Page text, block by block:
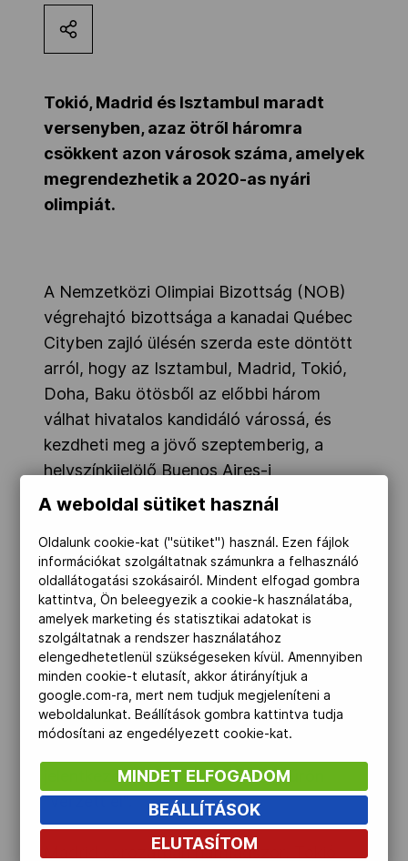
Kettőskarrier-program
NOB
Társszervezetek
Adatbank
Tokió, Madrid és Isztambul maradt
versenyben, azaz ötről háromra
csökkent azon városok száma, amelyek
megrendezhetik a 2020-as nyári
olimpiát.
A Nemzetközi Olimpiai Bizottság (NOB)
végrehajtó bizottsága a kanadai Québec
Cityben zajló ülésén szerda este döntött
arról, hogy az Isztambul, Madrid, Tokió,
Doha, Baku ötösből az előbbi három
válhat hivatalos kandidáló várossá, és
kezdheti meg a jövő szeptemberig, a
helyszínkijelölő Buenos Aires-i
közgyűlésig tartó kampányát.
Ami a québeci határozathozatal menetét
illeti, a 12 tagú testület egyhangúlag
(12:0) támogatta Tokió és Madrid
törekvéseit, míg Isztambul egy
ellenszavazatot kapott (11:1). Doha
mellett ugyanakkor csak hárman
voksoltak (3:9), míg Baku egyöntetű
elutasításra talált (0:12). Utóbbi két város
jelentkezett, és akkor is az előszűrőn
"vérzett el".
Madrid sorozatban harmadszor, Tokió
A weboldal sütiket használ
Oldalunk cookie-kat ("sütiket") használ. Ezen fájlok
információkat szolgáltatnak számunkra a felhasználó
oldallátogatási szokásairól. Mindent elfogad gombra
kattintva, Ön beleegyezik a cookie-k használatába,
amelyek marketing és statisztikai adatokat is
szolgáltatnak a rendszer használatához
elengedhetetlenül szükségeseken kívül. Amennyiben
minden cookie-t elutasít, akkor átirányítjuk a
google.com-ra, mert nem tudjuk megjeleníteni a
weboldalunkat. Beállítások gombra kattintva tudja
módosítani az engedélyezett cookie-kat.
MINDET ELFOGADOM
BEÁLLÍTÁSOK
ELUTASÍTOM